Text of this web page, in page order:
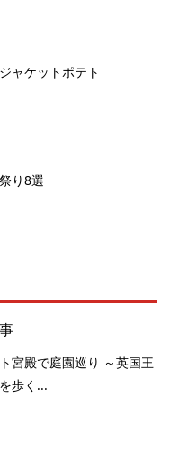
ャケットポテト
り8選
宮殿で庭園巡り ～英国王
歩く...